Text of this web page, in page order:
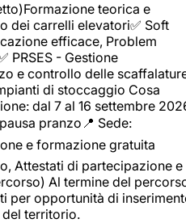
teorica e
dei carrelli elevatori✅ Soft
efficace, Problem
PRSES - Gestione
e controllo delle
di stoccaggio Cosa
dal 7 al 16 settembre
pranzo📍 Sede:
e formazione gratuita
Attestati di partecipazione e
Al termine del
per opportunità di
territorio.